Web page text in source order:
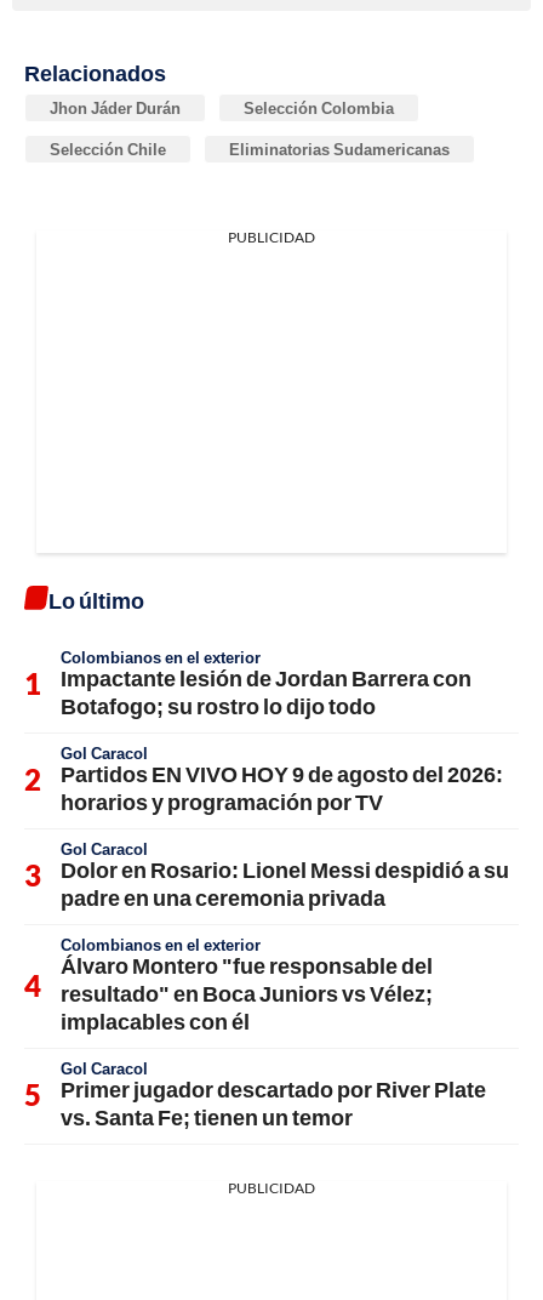
Relacionados
Jhon Jáder Durán Selección Colombia
Selección Chile Eliminatorias Sudamericanas
PUBLICIDAD
Lo último
Colombianos en el exterior
Impactante lesión de Jordan Barrera con
Botafogo; su rostro lo dijo todo
Gol Caracol
Partidos EN VIVO HOY 9 de agosto del 2026:
horarios y programación por TV
Gol Caracol
Dolor en Rosario: Lionel Messi despidió a su
padre en una ceremonia privada
Colombianos en el exterior
Álvaro Montero "fue responsable del
resultado" en Boca Juniors vs Vélez;
implacables con él
Gol Caracol
Primer jugador descartado por River Plate
vs. Santa Fe; tienen un temor
PUBLICIDAD